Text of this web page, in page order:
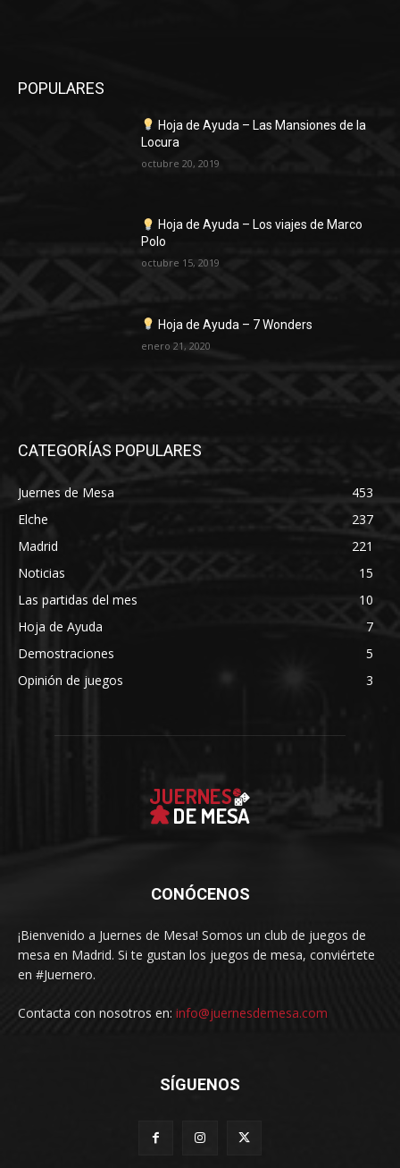
POPULARES
Hoja de Ayuda – Las Mansiones de la
Locura
octubre 20, 2019
Hoja de Ayuda – Los viajes de Marco
Polo
octubre 15, 2019
Hoja de Ayuda – 7 Wonders
enero 21, 2020
CATEGORÍAS POPULARES
Juernes de Mesa
453
Elche
237
Madrid
221
Noticias
15
Las partidas del mes
10
Hoja de Ayuda
7
Demostraciones
5
Opinión de juegos
3
CONÓCENOS
¡Bienvenido a Juernes de Mesa! Somos un club de juegos de
mesa en Madrid. Si te gustan los juegos de mesa, conviértete
en #Juernero.
Contacta con nosotros en: info@juernesdemesa.com
SÍGUENOS